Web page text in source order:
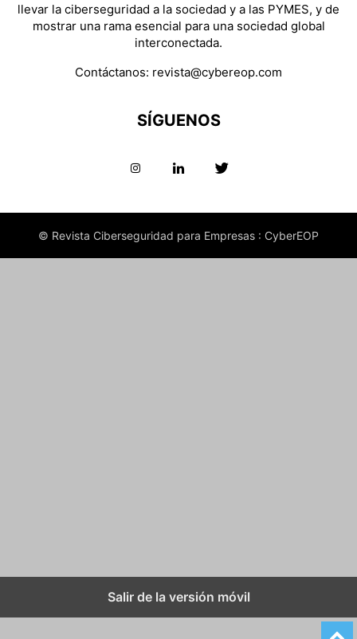
llevar la ciberseguridad a la sociedad y a las PYMES, y de
mostrar una rama esencial para una sociedad global
interconectada.
Contáctanos: revista@cybereop.com
SÍGUENOS
© Revista Ciberseguridad para Empresas : CyberEOP
Salir de la versión móvil